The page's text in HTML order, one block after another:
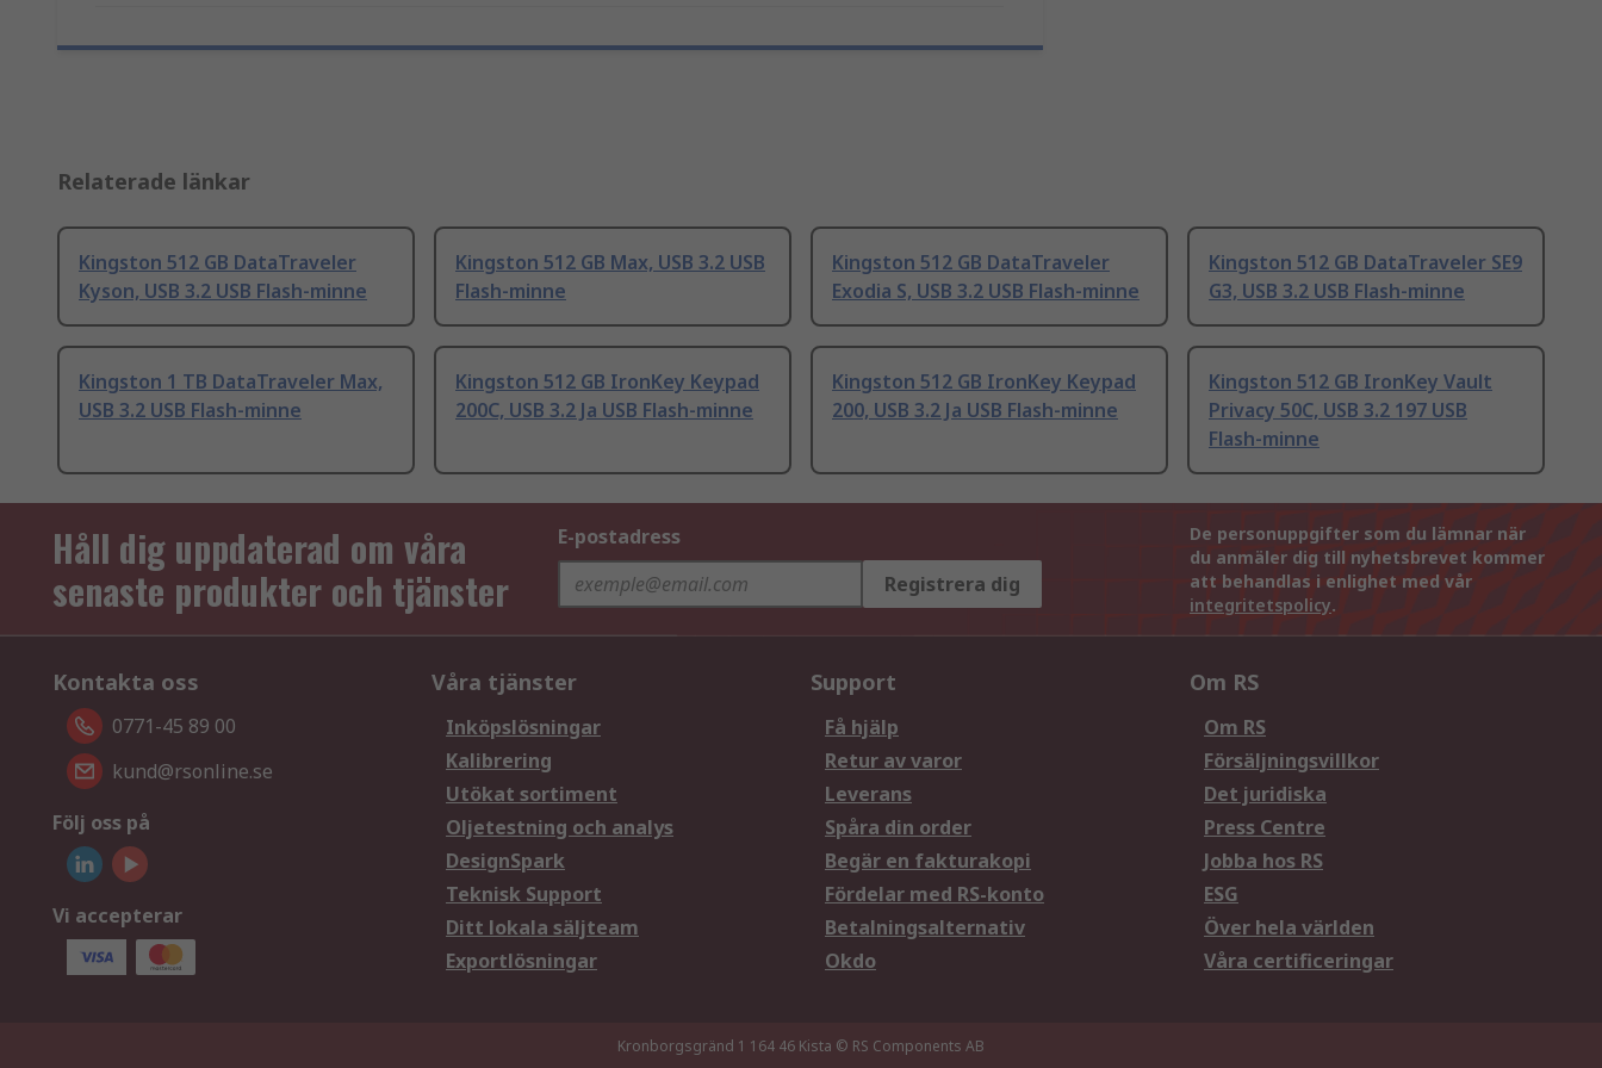
Relaterade länkar
Kingston 512 GB DataTraveler
Kyson, USB 3.2 USB Flash-minne
Kingston 512 GB Max, USB 3.2 USB
Flash-minne
Kingston 512 GB DataTraveler
Exodia S, USB 3.2 USB Flash-minne
Kingston 512 GB DataTraveler SE9
G3, USB 3.2 USB Flash-minne
Kingston 1 TB DataTraveler Max,
USB 3.2 USB Flash-minne
Kingston 512 GB IronKey Keypad
200C, USB 3.2 Ja USB Flash-minne
Kingston 512 GB IronKey Keypad
200, USB 3.2 Ja USB Flash-minne
Kingston 512 GB IronKey Vault
Privacy 50C, USB 3.2 197 USB
Flash-minne
Håll dig uppdaterad om våra
senaste produkter och tjänster
E-postadress
Registrera dig
De personuppgifter som du lämnar när
du anmäler dig till nyhetsbrevet kommer
att behandlas i enlighet med vår
integritetspolicy.
Kontakta oss
0771-45 89 00
kund@rsonline.se
Följ oss på
Vi accepterar
Våra tjänster
Inköpslösningar
Kalibrering
Utökat sortiment
Oljetestning och analys
DesignSpark
Teknisk Support
Ditt lokala säljteam
Exportlösningar
Support
Få hjälp
Retur av varor
Leverans
Spåra din order
Begär en fakturakopi
Fördelar med RS-konto
Betalningsalternativ
Okdo
Om RS
Om RS
Försäljningsvillkor
Det juridiska
Press Centre
Jobba hos RS
ESG
Över hela världen
Våra certificeringar
Kronborgsgränd 1 164 46 Kista © RS Components AB